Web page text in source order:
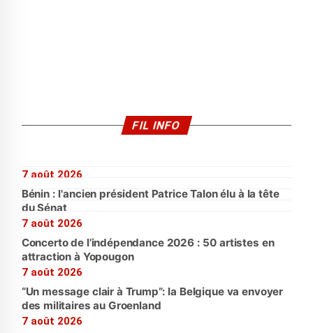
FIL INFO
7 août 2026
Bénin : l'ancien président Patrice Talon élu à la tête
du Sénat
7 août 2026
Concerto de l’indépendance 2026 : 50 artistes en
attraction à Yopougon
7 août 2026
“Un message clair à Trump”: la Belgique va envoyer
des militaires au Groenland
7 août 2026